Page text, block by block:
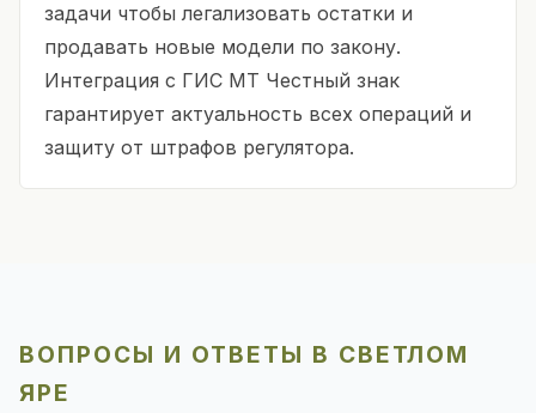
задачи чтобы легализовать остатки и
продавать новые модели по закону.
Интеграция с ГИС МТ Честный знак
гарантирует актуальность всех операций и
защиту от штрафов регулятора.
ВОПРОСЫ И ОТВЕТЫ В СВЕТЛОМ
ЯРЕ